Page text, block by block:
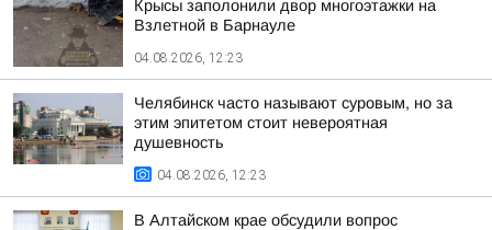
Крысы заполонили двор многоэтажки на
Взлетной в Барнауле
04.08.2026, 12:23
Челябинск часто называют суровым, но за
этим эпитетом стоит невероятная
душевность
04.08.2026, 12:23
В Алтайском крае обсудили вопрос